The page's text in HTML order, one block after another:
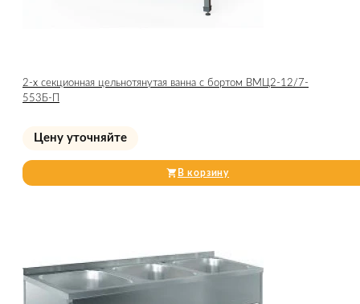
2-х секционная цельнотянутая ванна с бортом ВМЦ2-12/7-
553Б-П
Цену уточняйте
В корзину